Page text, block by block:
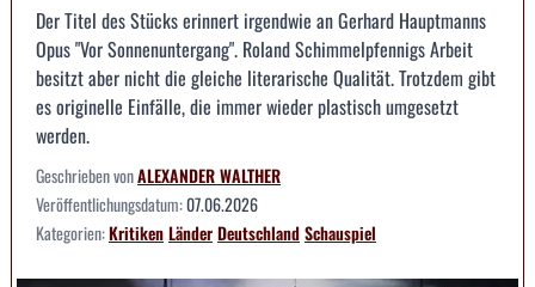
Der Titel des Stücks erinnert irgendwie an Gerhard Hauptmanns
Opus "Vor Sonnenuntergang". Roland Schimmelpfennigs Arbeit
besitzt aber nicht die gleiche literarische Qualität. Trotzdem gibt
es originelle Einfälle, die immer wieder plastisch umgesetzt
werden.
Geschrieben vonALEXANDER WALTHER
Veröffentlichungsdatum:07.06.2026
Kategorien:KritikenLänderDeutschlandSchauspiel